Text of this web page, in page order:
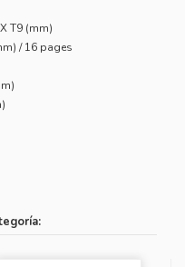
T9 (mm)
/ 16 pages